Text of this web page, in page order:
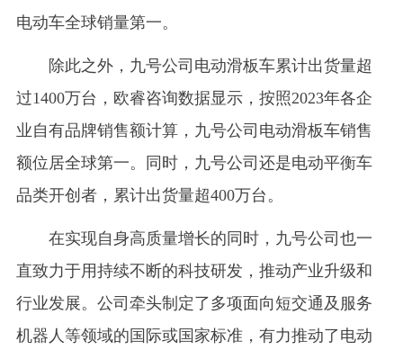
电动车全球销量第一。
除此之外，九号公司电动滑板车累计出货量超
过1400万台，欧睿咨询数据显示，按照2023年各企
业自有品牌销售额计算，九号公司电动滑板车销售
额位居全球第一。同时，九号公司还是电动平衡车
品类开创者，累计出货量超400万台。
在实现自身高质量增长的同时，九号公司也一
直致力于用持续不断的科技研发，推动产业升级和
行业发展。公司牵头制定了多项面向短交通及服务
机器人等领域的国际或国家标准，有力推动了电动